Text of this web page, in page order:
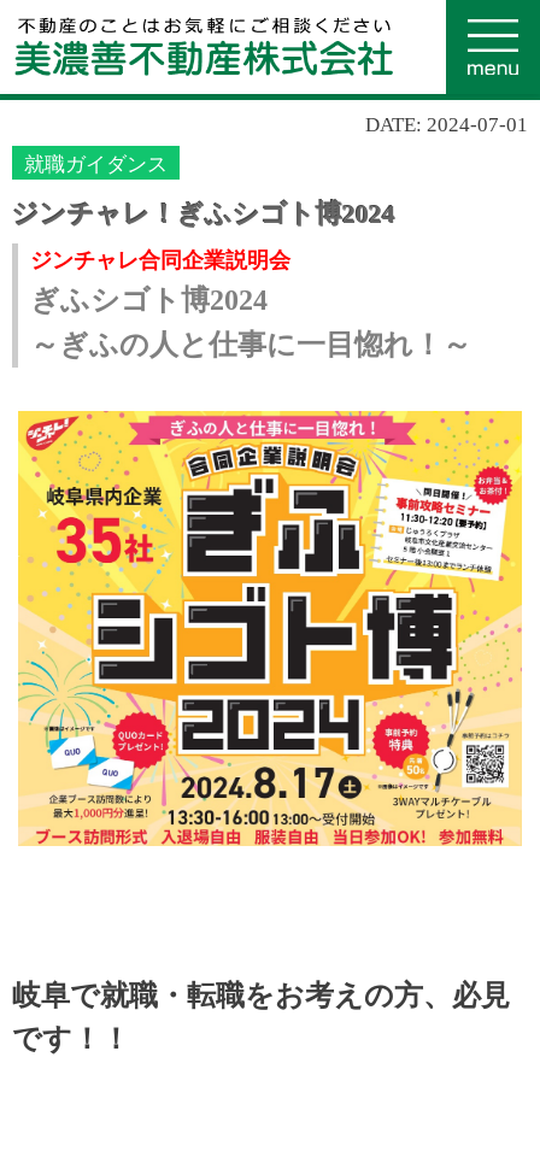
DATE: 2024-07-01
就職ガイダンス
ジンチャレ！ぎふシゴト博2024
ジンチャレ合同企業説明会
ぎふシゴト博2024
～ぎふの人と仕事に一目惚れ！～
岐阜で就職 ・ 転職をお考えの方、 必見
です！！